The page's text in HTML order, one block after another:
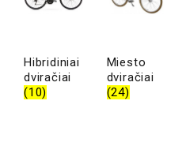
Hibridiniai
dviračiai
(10)
Miesto
dviračiai
(24)